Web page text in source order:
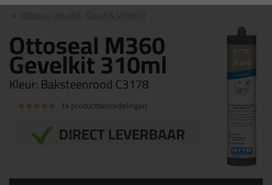
Ottoseal M360
Gevelkit 310ml
Kleur:Baksteenrood C3178
14 productbeoordelingen
DIRECT LEVERBAAR